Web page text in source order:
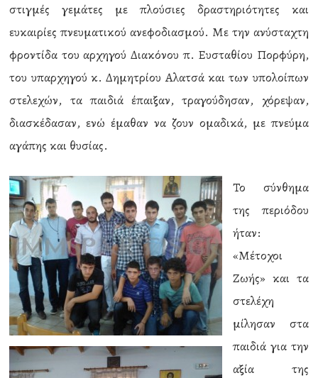
στιγμές γεμάτες με πλούσιες δραστηριότητες και
ευκαιρίες πνευματικού ανεφοδιασμού. Με την ανύσταχτη
φροντίδα του αρχηγού Διακόνου π. Ευσταθίου Πορφύρη,
του υπαρχηγού κ. Δημητρίου Αλατσά και των υπολοίπων
στελεχών, τα παιδιά έπαιξαν, τραγούδησαν, χόρεψαν,
διασκέδασαν, ενώ έμαθαν να ζουν ομαδικά, με πνεύμα
αγάπης και θυσίας.
Το σύνθημα
της περιόδου
ήταν:
«Μέτοχοι
Ζωής» και τα
στελέχη
μίλησαν στα
παιδιά για την
αξία της